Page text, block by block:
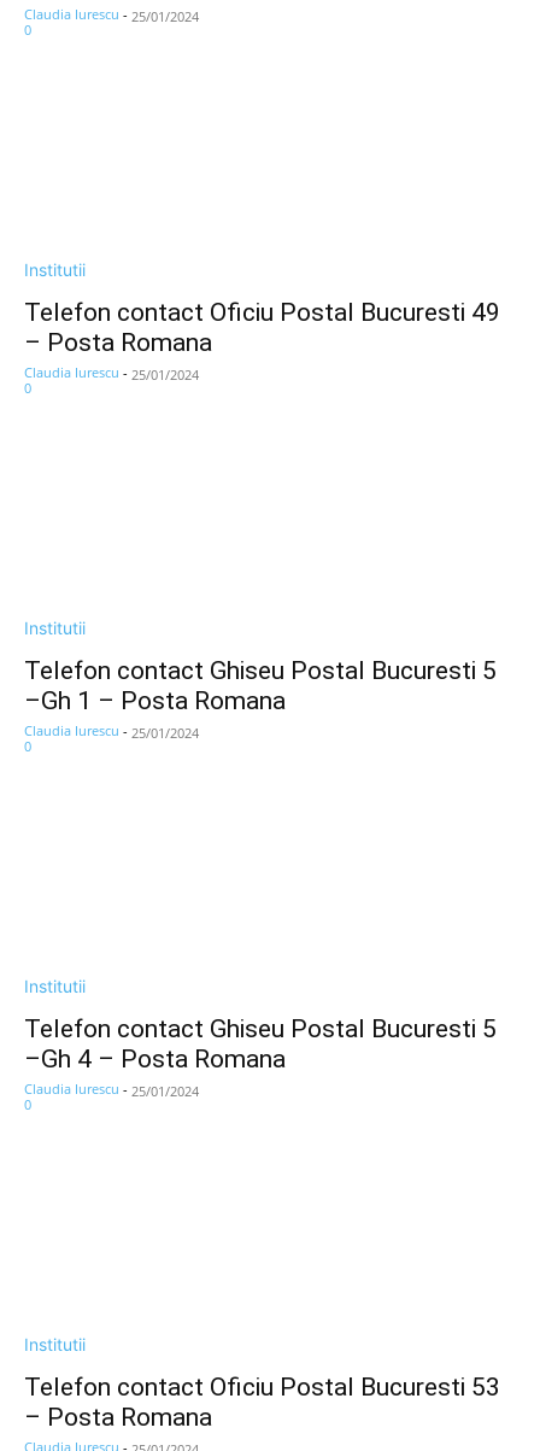
Claudia Iurescu - 25/01/2024
0
Institutii
Telefon contact Oficiu Postal Bucuresti 49
– Posta Romana
Claudia Iurescu - 25/01/2024
0
Institutii
Telefon contact Ghiseu Postal Bucuresti 5
–Gh 1 – Posta Romana
Claudia Iurescu - 25/01/2024
0
Institutii
Telefon contact Ghiseu Postal Bucuresti 5
–Gh 4 – Posta Romana
Claudia Iurescu - 25/01/2024
0
Institutii
Telefon contact Oficiu Postal Bucuresti 53
– Posta Romana
Claudia Iurescu -